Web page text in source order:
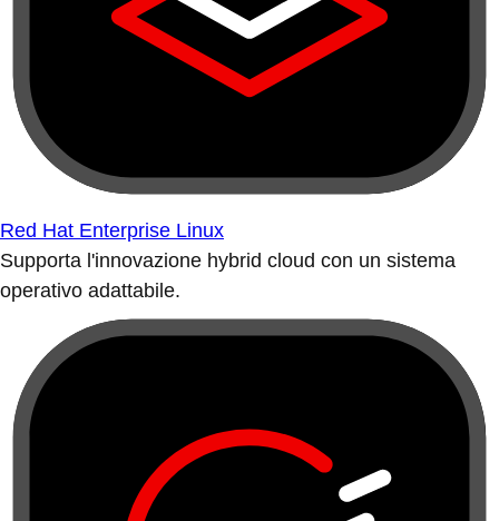
Red Hat Enterprise Linux
Supporta l'innovazione hybrid cloud con un sistema
operativo adattabile.